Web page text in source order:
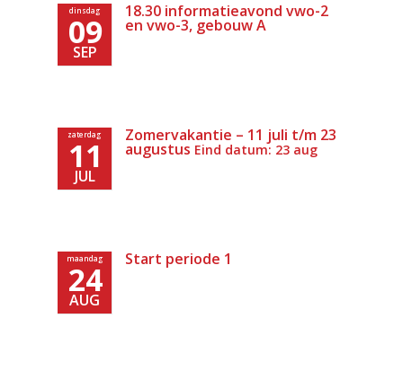
dinsdag
09
SEP
18.30 informatieavond vwo-2
en vwo-3, gebouw A
zaterdag
11
JUL
Zomervakantie – 11 juli t/m 23
augustus Eind datum: 23 aug
maandag
24
AUG
Start periode 1